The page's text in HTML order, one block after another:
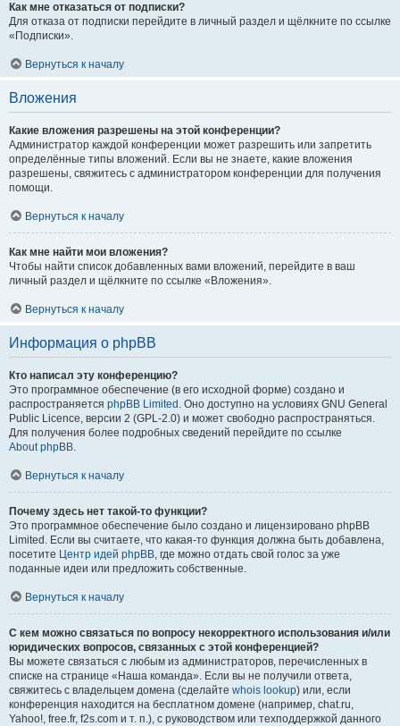
Как мне отказаться от подписки?
Для отказа от подписки перейдите в личный раздел и щёлкните по ссылке
«Подписки».
Вернуться к началу
Вложения
Какие вложения разрешены на этой конференции?
Администратор каждой конференции может разрешить или запретить
определённые типы вложений. Если вы не знаете, какие вложения
разрешены, свяжитесь с администратором конференции для получения
помощи.
Вернуться к началу
Как мне найти мои вложения?
Чтобы найти список добавленных вами вложений, перейдите в ваш
личный раздел и щёлкните по ссылке «Вложения».
Вернуться к началу
Информация о phpBB
Кто написал эту конференцию?
Это программное обеспечение (в его исходной форме) создано и
распространяется phpBB Limited . Оно доступно на условиях GNU General
Public Licence, версии 2 (GPL-2.0) и может свободно распространяться.
Для получения более подробных сведений перейдите по ссылке
About phpBB.
Вернуться к началу
Почему здесь нет такой-то функции?
Это программное обеспечение было создано и лицензировано phpBB
Limited. Если вы считаете, что какая-то функция должна быть добавлена,
посетите Центр идей phpBB, где можно отдать свой голос за уже
поданные идеи или предложить собственные.
Вернуться к началу
С кем можно связаться по вопросу некорректного использования и/или
юридических вопросов, связанных с этой конференцией?
Вы можете связаться с любым из администраторов, перечисленных в
списке на странице «Наша команда». Если вы не получили ответа,
свяжитесь с владельцем домена (сделайте whois lookup) или, если
конференция находится на бесплатном домене (например, chat.ru,
Yahoo!, free.fr, f2s.com и т. п.), с руководством или техподдержкой данного